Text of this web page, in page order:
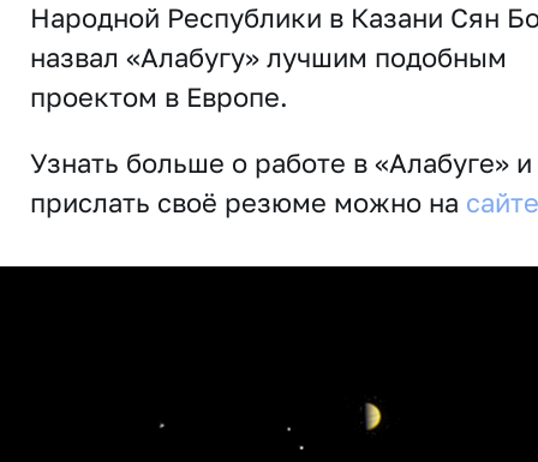
Народной Республики в Казани Сян
назвал «Алабугу» лучшим подобным
проектом в Европе.
Узнать больше о работе в «Алабуге» и
прислать своё резюме можно на сайте